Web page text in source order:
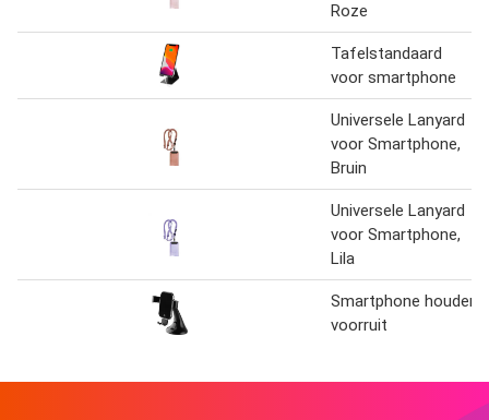
Roze
Tafelstandaard
voor smartphone
Universele Lanyard
voor Smartphone,
Bruin
Universele Lanyard
voor Smartphone,
Lila
Smartphone houder
voorruit